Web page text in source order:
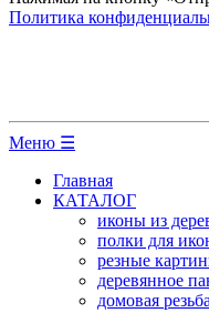
Политика
Меню ☰
Главная
КАТАЛОГ
иконы из
полки для
резные
деревянное
домовая резьба